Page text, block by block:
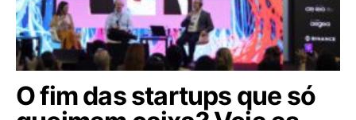
O fim das startups que só